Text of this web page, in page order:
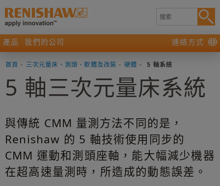
產品 我們的公司 連絡方式
首頁 - 三次元量床、測頭、軟體及改裝 - 硬體 - 5 軸系統
5 軸三次元量床系統
與傳統 CMM 量測方法不同的是，
Renishaw 的 5 軸技術使用同步的
CMM 運動和測頭座軸，能大幅減少機器
在超高速量測時，所造成的動態誤差。